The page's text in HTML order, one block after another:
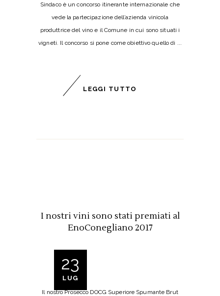
Sindaco è un concorso itinerante internazionale che
vede la partecipazione dell’azienda vinicola
produttrice del vino e il Comune in cui sono situati i
vigneti. Il concorso si pone come obiettivo quello di
LEGGI TUTTO
I nostri vini sono stati premiati al
EnoConegliano 2017
23
LUG
Il nostro Prosecco DOCG Superiore Spumante Brut